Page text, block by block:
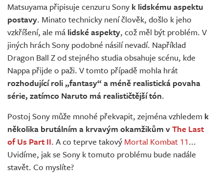
Matsuyama připisuje cenzuru Sony k lidskému aspektu
postavy. Minato technicky není člověk, došlo k jeho
vzkříšení, ale má lidské aspekty, což měl být problém. V
jiných hrách Sony podobné násilí nevadí. Například
Dragon Ball Z od stejného studia obsahuje scénu, kde
Nappa přijde o paži. V tomto případě mohla hrát
rozhodující roli „fantasy“ a méně realistická povaha
série, zatímco Naruto má realističtější tón.
Postoj Sony může mnohé překvapit, zejména vzhledem k
několika brutálním a krvavým okamžikům vThe Last
of Us Part II. A co teprve takový Mortal Kombat 11...
Uvidíme, jak se Sony k tomuto problému bude nadále
stavět. Co myslíte?